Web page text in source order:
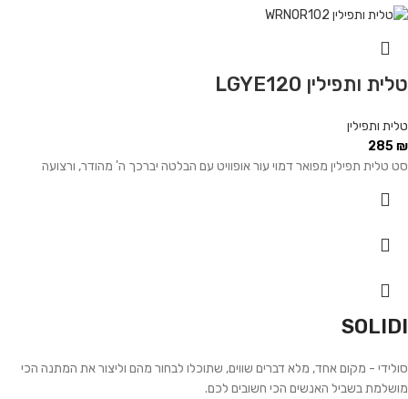
טלית ותפילין LGYE120
טלית ותפילין
285₪
סט טלית תפילין מפואר דמוי עור אופוויט עם הבלטה יברכך ה' מהודר, ורצועה
SOLIDI
סולידי - מקום אחד, מלא דברים שווים, שתוכלו לבחור מהם וליצור את המתנה הכי
מושלמת בשביל האנשים הכי חשובים לכם.